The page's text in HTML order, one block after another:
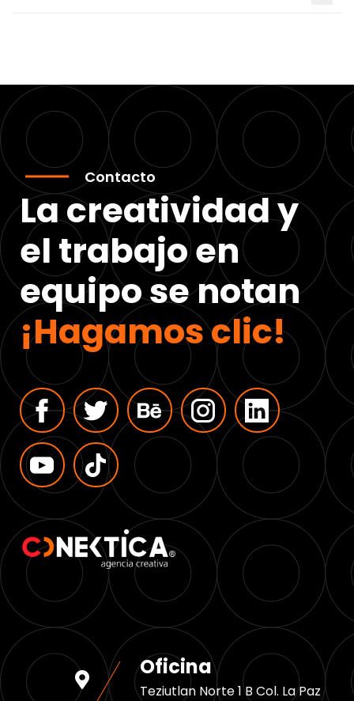
Contacto
La creatividad y
el trabajo en
equipo se notan
¡Hagamos clic!
Oficina
Teziutlan Norte 1 B Col. La Paz